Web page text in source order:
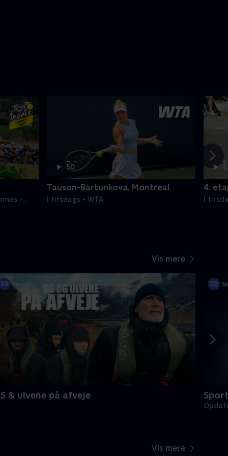
-
1 t.
50
min
Tauson-Bartunkova, Montreal
I tirsdags • WTA
4.
I
Vis mere
& ulvene på afveje
Vis mere